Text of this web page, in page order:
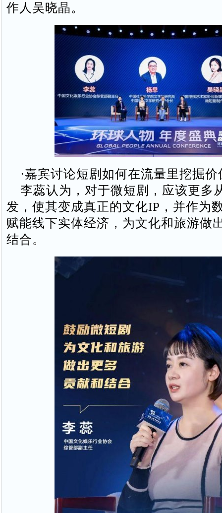
作人吴晓晶。
·嘉宾讨论短剧如何在流量里挖掘价
李蕊认为，对于微短剧，应该更多
发，使其变成真正的文化IP，并作为
赋能线下实体经济，为文化和旅游做
结合。